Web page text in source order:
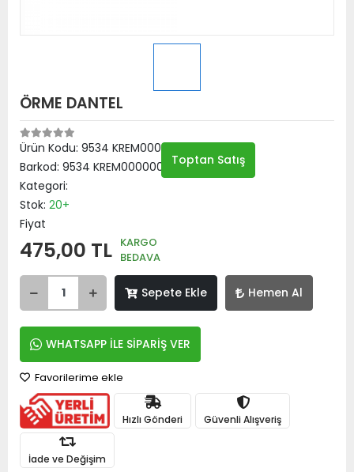
ÖRME DANTEL
Ürün Kodu: 9534 KREM00000001
Barkod: 9534 KREM00000001
Kategori:
Stok: 20+
Fiyat
475,00 TL KARGO
BEDAVA
Sepete Ekle Hemen Al
WHATSAPP İLE SİPARİŞ VER
Toptan Satış
Favorilerime ekle
Hızlı Gönderi Güvenli Alışveriş
İade ve Değişim